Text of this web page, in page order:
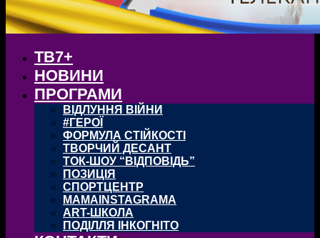
ТВ7+
НОВИНИ
ПРОГРАМИ
ВІДЛУННЯ ВІЙНИ
#ГЕРОЇ
ФОРМУЛА СТІЙКОСТІ
ТВОРЧИЙ ДЕСАНТ
ТОК-ШОУ “ВІДПОВІДЬ”
ПОЗИЦІЯ
СПОРТЦЕНТР
MAMAINSTAGRAMA
ART-ШКОЛА
ПОДІЛЛЯ ІНКОГНІТО